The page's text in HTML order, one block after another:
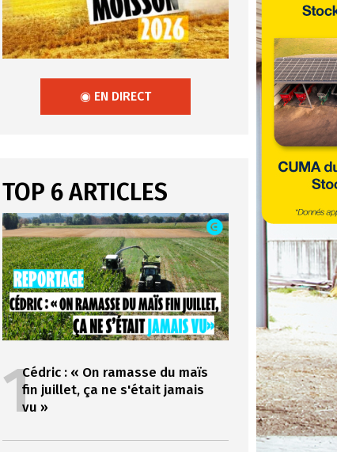
◉ EN DIRECT
TOP 6 ARTICLES
1Cédric : « On ramasse du maïs
fin juillet, ça ne s'était jamais
vu »